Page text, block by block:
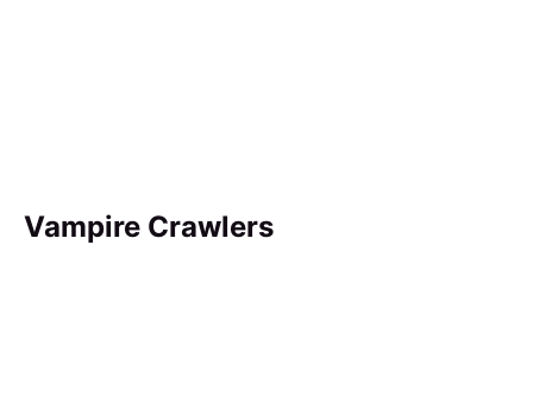
Vampire Crawlers